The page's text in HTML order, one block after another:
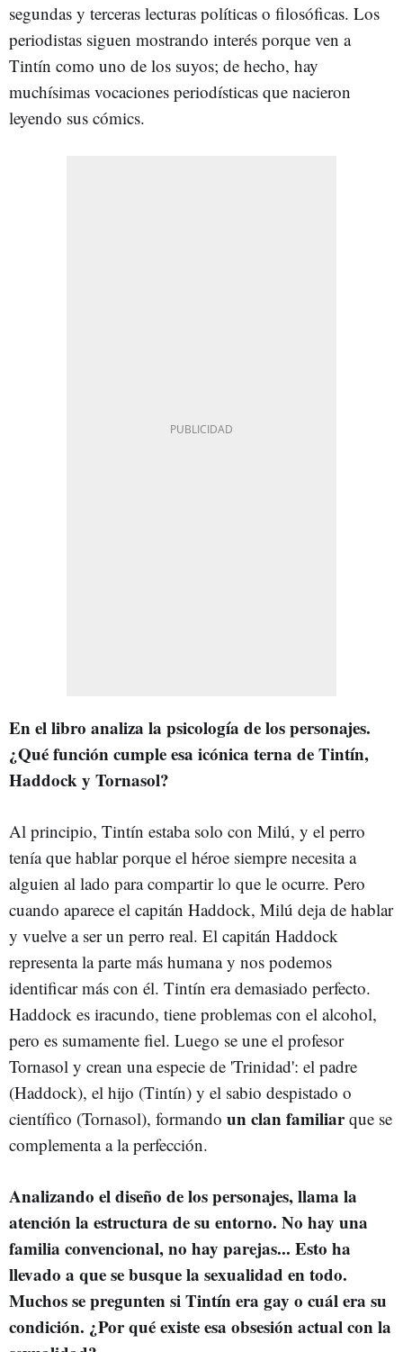
segundas y terceras lecturas políticas o filosóficas. Los
periodistas siguen mostrando interés porque ven a
Tintín como uno de los suyos; de hecho, hay
muchísimas vocaciones periodísticas que nacieron
leyendo sus cómics.
En el libro analiza la psicología de los personajes.
¿Qué función cumple esa icónica terna de Tintín,
Haddock y Tornasol?
Al principio, Tintín estaba solo con Milú, y el perro
tenía que hablar porque el héroe siempre necesita a
alguien al lado para compartir lo que le ocurre. Pero
cuando aparece el capitán Haddock, Milú deja de hablar
y vuelve a ser un perro real. El capitán Haddock
representa la parte más humana y nos podemos
identificar más con él. Tintín era demasiado perfecto.
Haddock es iracundo, tiene problemas con el alcohol,
pero es sumamente fiel. Luego se une el profesor
Tornasol y crean una especie de 'Trinidad': el padre
(Haddock), el hijo (Tintín) y el sabio despistado o
científico (Tornasol), formando un clan familiarque se
complementa a la perfección.
Analizando el diseño de los personajes, llama la
atención la estructura de su entorno. No hay una
familia convencional, no hay parejas... Esto ha
llevado a que se busque la sexualidad en todo.
Muchos se pregunten si Tintín era gay o cuál era su
condición. ¿Por qué existe esa obsesión actual con la